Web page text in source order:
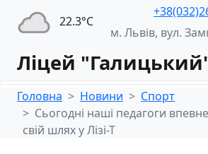
22.3°С
м. Львів, вул.
Ліцей
Головна Новини
Спорт
Сьогодні наші педагоги
свій шлях у Лізі-Т